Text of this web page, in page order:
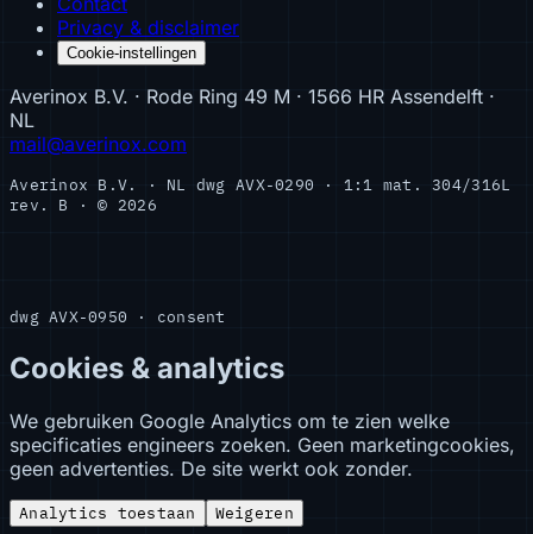
Privacy & disclaimer
Cookie-instellingen
Averinox B.V. · Rode Ring 49 M · 1566 HR Assendelft ·
NL
mail@averinox.com
Averinox B.V. · NL dwg AVX-0290 · 1:1 mat. 304/316L
rev. B · © 2026
dwg AVX-0950 · consent
Cookies & analytics
We gebruiken Google Analytics om te zien welke
specificaties engineers zoeken. Geen marketingcookies,
geen advertenties. De site werkt ook zonder.
Analytics toestaan Weigeren